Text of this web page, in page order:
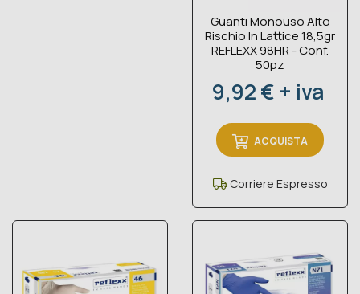
Guanti Monouso Alto
Rischio In Lattice 18,5gr
REFLEXX 98HR - Conf.
50pz
Prezzo
9,92 € + iva
ACQUISTA
Corriere Espresso